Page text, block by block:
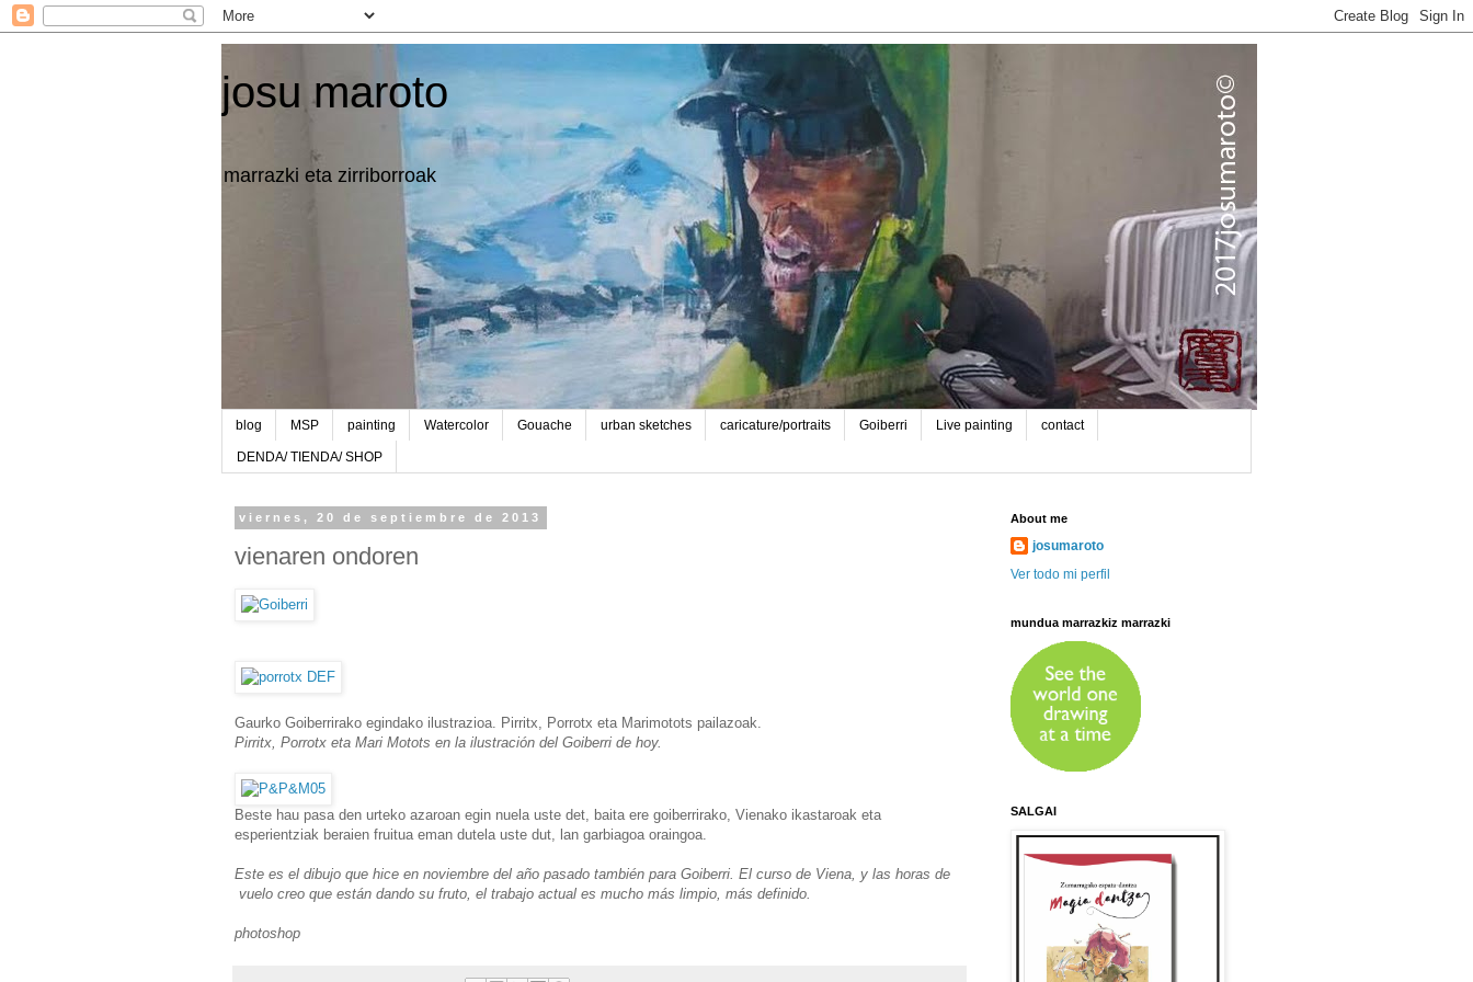
josu maroto
marrazki eta zirriborroak
blog MSP painting Watercolor Gouache urban sketches caricature/portraits Goiberri Live painting contact
DENDA/ TIENDA/ SHOP
viernes, 20 de septiembre de 2013
vienaren ondoren
Gaurko Goiberrirako egindako ilustrazioa. Pirritx, Porrotx eta Marimotots pailazoak.
Pirritx, Porrotx eta Mari Motots en la ilustración del Goiberri de hoy.
Beste hau pasa den urteko azaroan egin nuela uste det, baita ere goiberrirako, Vienako ikastaroak eta
esperientziak beraien fruitua eman dutela uste dut, lan garbiagoa oraingoa.
Este es el dibujo que hice en noviembre del año pasado también para Goiberri. El curso de Viena, y las horas de
vuelo creo que están dando su fruto, el trabajo actual es mucho más limpio, más definido.
photoshop
About me
josumaroto
Ver todo mi perfil
mundua marrazkiz marrazki
SALGAI